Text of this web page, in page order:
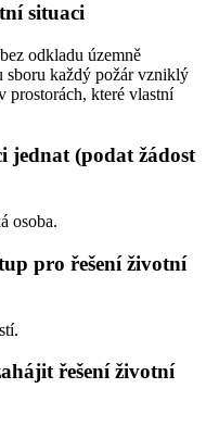
situaci
odkladu územně
sboru každý požár vzniklý
prostorách, které vlastní
jednat (podat žádost
osoba.
pro řešení životní
řešení životní